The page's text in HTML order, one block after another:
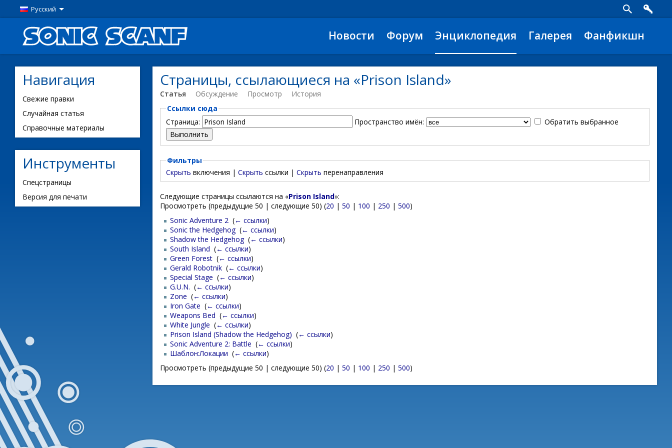
Русский
Новости Форум Энциклопедия Галерея Фанфикшн
Навигация
Свежие правки
Случайная статья
Справочные материалы
Инструменты
Спецстраницы
Версия для печати
Страницы, ссылающиеся на «Prison Island»
Статья Обсуждение Просмотр
История
Ссылки сюда
Страница:
Пространство имён: Обратить выбранное
Фильтры
Скрыть включения | Скрыть ссылки | Скрыть перенаправления
Следующие страницы ссылаются на «Prison Island»:
Просмотреть (предыдущие 50 | следующие 50) (20 | 50 | 100 | 250 | 500)
Sonic Adventure 2 (← ссылки)
Sonic the Hedgehog‎ (← ссылки)
Shadow the Hedgehog‎ (← ссылки)
South Island (← ссылки)
Green Forest (← ссылки)
Gerald Robotnik (← ссылки)
Special Stage (← ссылки)
G.U.N. (← ссылки)
Zone (← ссылки)
Iron Gate (← ссылки)
Weapons Bed (← ссылки)
White Jungle (← ссылки)
Prison Island (Shadow the Hedgehog) (← ссылки)
Sonic Adventure 2: Battle (← ссылки)
Шаблон:Локации (← ссылки)
Просмотреть (предыдущие 50 | следующие 50) (20 | 50 | 100 | 250 | 500)